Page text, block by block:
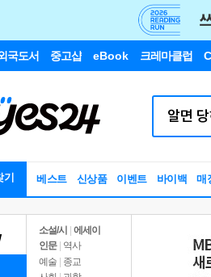
국도서 중고샵 eBook 크레마클럽
베스트 신상품 이벤트 바이백 매
소설/시
에세이
인문
역사
예술 | 종교